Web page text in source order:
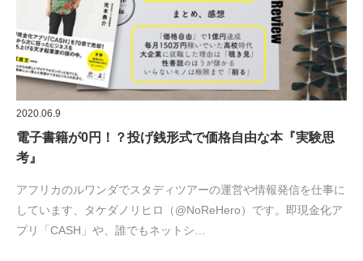
2020.06.9
電子書籍が0円！？投げ銭形式で価格自由な本『実験思
考』
アフリカのルワンダでスタディツアーの運営や情報発信を仕事に
しています、タケダノリヒロ（@NoReHero）です。即現金化ア
プリ「CASH」や、誰でもネットシ…